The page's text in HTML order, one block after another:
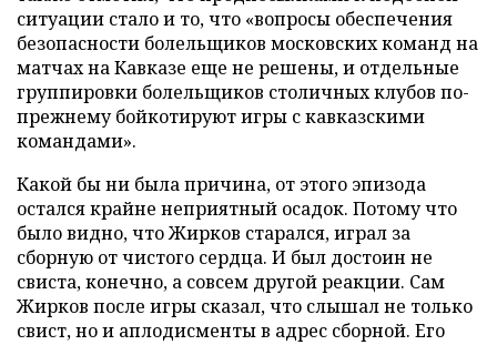
ситуации стало и то, что «вопросы обеспечения
безопасности болельщиков московских команд на
матчах на Кавказе еще не решены, и отдельные
группировки болельщиков столичных клубов по-
прежнему бойкотируют игры с кавказскими
командами».
Какой бы ни была причина, от этого эпизода
остался крайне неприятный осадок. Потому что
было видно, что Жирков старался, играл за
сборную от чистого сердца. И был достоин не
свиста, конечно, а совсем другой реакции. Сам
Жирков после игры сказал, что слышал не только
свист, но и аплодисменты в адрес сборной. Его